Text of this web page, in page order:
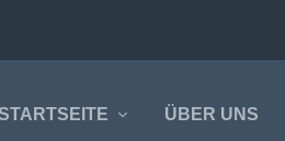
ÜBER UNS